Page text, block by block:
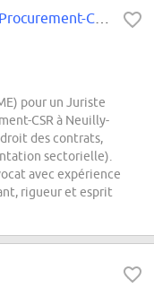
pour un Juriste
CSR à Neuilly-
des contrats,
sectorielle).
avec expérience
rigueur et esprit